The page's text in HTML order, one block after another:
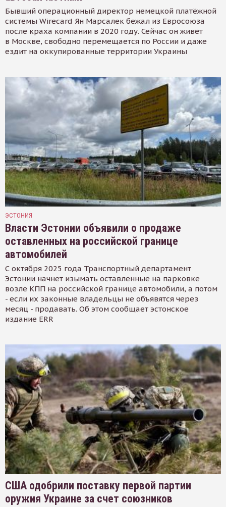
Бывший операционный директор немецкой платёжной
системы Wirecard Ян Марсалек бежал из Евросоюза
после краха компании в 2020 году. Сейчас он живёт
в Москве, свободно перемещается по России и даже
ездит на оккупированные территории Украины
ЭСТОНИЯ
Власти Эстонии объявили о продаже
оставленных на российской границе
автомобилей
С октября 2025 года Транспортный департамент
Эстонии начнет изымать оставленные на парковке
возле КПП на российской границе автомобили, а потом
- если их законные владельцы не объявятся через
месяц - продавать. Об этом сообщает эстонское
издание ERR
США одобрили поставку первой партии
оружия Украине за счет союзников